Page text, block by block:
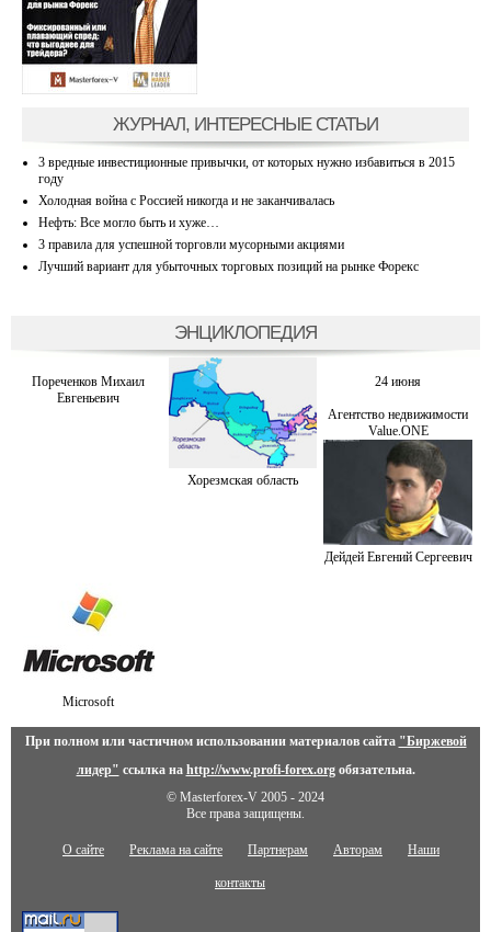
ЖУРНАЛ, ИНТЕРЕСНЫЕ СТАТЬИ
3 вредные инвестиционные привычки, от которых нужно избавиться в 2015
году
Холодная война с Россией никогда и не заканчивалась
Нефть: Все могло быть и хуже…
3 правила для успешной торговли мусорными акциями
Лучший вариант для убыточных торговых позиций на рынке Форекс
ЭНЦИКЛОПЕДИЯ
Пореченков Михаил
Евгеньевич
Хорезмская область
24 июня
Агентство недвижимости
Value.ONE
Дейдей Евгений Сергеевич
Microsoft
При полном или частичном использовании материалов сайта "Биржевой
лидер" ссылка на http://www.profi-forex.orgобязательна.
© Masterforex-V 2005 - 2024
Все права защищены.
О сайте Реклама на сайте Партнерам Авторам Наши
контакты